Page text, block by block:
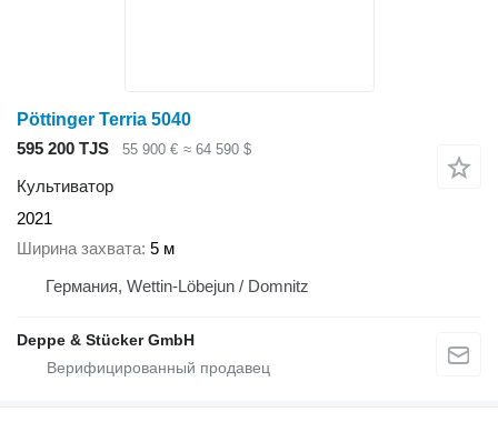
Pöttinger Terria 5040
595 200 TJS
55 900 € ≈ 64 590 $
Культиватор
2021
Ширина захвата 5 м
Германия, Wettin-Löbejun / Domnitz
Deppe & Stücker GmbH